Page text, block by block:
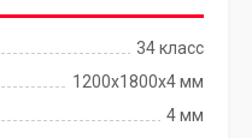
34 класс
1200х1800х4 мм
4 мм